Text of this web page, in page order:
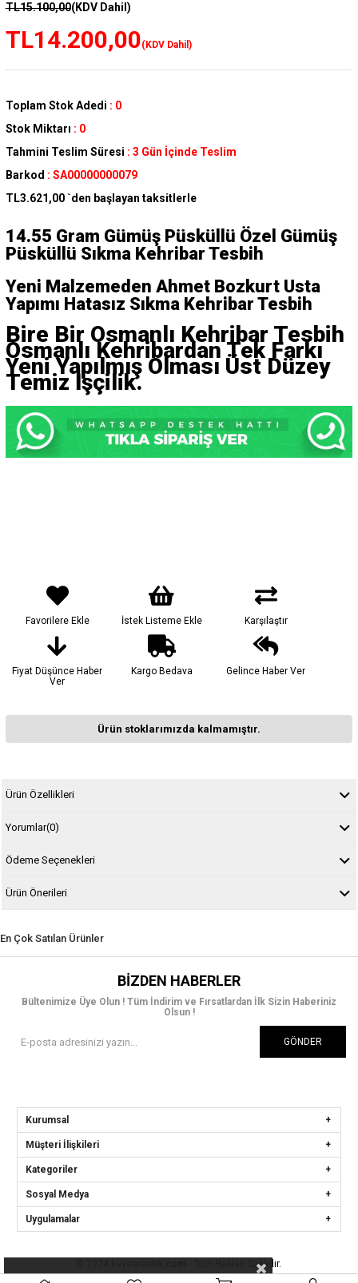
TL15.100,00(KDV Dahil)
TL14.200,00(KDV Dahil)
Toplam Stok Adedi : 0
Stok Miktarı : 0
Tahmini Teslim Süresi : 3 Gün İçinde Teslim
Barkod : SA00000000079
TL3.621,00 `den başlayan taksitlerle
14.55 Gram Gümüş Püsküllü Özel Gümüş
Püsküllü Sıkma Kehribar Tesbih
Yeni Malzemeden Ahmet Bozkurt Usta
Yapımı Hatasız Sıkma Kehribar Tesbih
Bire Bir Osmanlı Kehribar Tesbih
Osmanlı Kehribardan Tek Farkı
Yeni Yapılmış Olması Üst Düzey
Temiz İşçilik.
Favorilere Ekle İstek Listeme Ekle Karşılaştır
Fiyat Düşünce Haber
Ver
Kargo Bedava Gelince Haber Ver
Ürün stoklarımızda kalmamıştır.
Ürün Özellikleri
Yorumlar(0)
Ödeme Seçenekleri
Ürün Önerileri
En Çok Satılan Ürünler
BIZDEN HABERLER
Bültenimize Üye Olun ! Tüm İndirim ve Fırsatlardan İlk Sizin Haberiniz
Olsun !
GÖNDER
Kurumsal
Müşteri İlişkileri
Kategoriler
Sosyal Medya
Uygulamalar
- Tüm Hakları Saklıdır.